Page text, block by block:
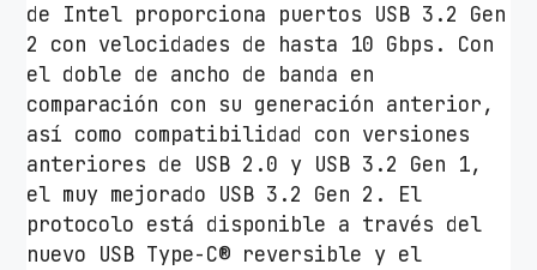
de Intel proporciona puertos USB 3.2 Gen
2 con velocidades de hasta 10 Gbps. Con
el doble de ancho de banda en
comparación con su generación anterior,
así como compatibilidad con versiones
anteriores de USB 2.0 y USB 3.2 Gen 1,
el muy mejorado USB 3.2 Gen 2. El
protocolo está disponible a través del
nuevo USB Type-C® reversible y el